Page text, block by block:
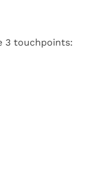
3 touchpoints: